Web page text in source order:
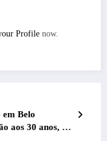
Profile now.
em Belo
aos 30 anos, no